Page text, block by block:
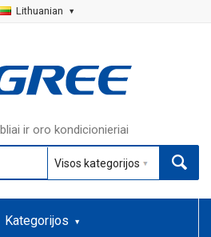
Lithuanian
ir oro kondicionieriai
Kategorijos